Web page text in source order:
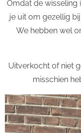
Omdat de wisseling
je uit om gezellig
We hebben wel
Uitverkocht of niet
misschien